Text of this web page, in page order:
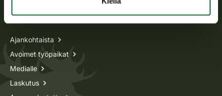
Tietoa meistä
Ajankohtaista
Avoimet työpaikat
Medialle
Laskutus